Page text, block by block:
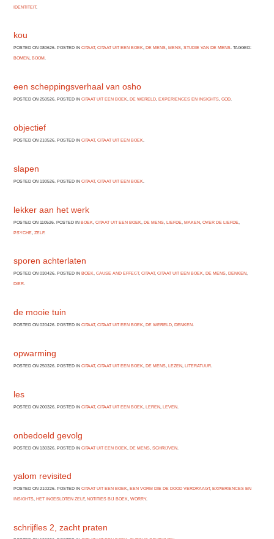
IDENTITEIT.
kou
POSTED ON 080626. POSTED INCITAAT,CITAAT UIT EEN BOEK,DE MENS,MENS,STUDIE VAN DE MENS. TAGGED:
BOMEN,BOOM.
een scheppingsverhaal van osho
POSTED ON 250526. POSTED INCITAAT UIT EEN BOEK,DE WERELD,EXPERIENCES EN INSIGHTS,GOD.
objectief
POSTED ON 210526. POSTED INCITAAT,CITAAT UIT EEN BOEK.
slapen
POSTED ON 130526. POSTED INCITAAT,CITAAT UIT EEN BOEK
lekker aan het werk
POSTED ON 110526. POSTED INBOEK ,CITAAT UIT EEN BOEK ,DE MENS ,LIEFDE ,MAKEN ,OVER DE LIEFDE
PSYCHE ,ZELF.
sporen achterlaten
POSTED ON 030426. POSTED INBOEK,CAUSE AND EFFECT,CITAAT,CITAAT UIT EEN BOEK,DE MENS,DENKEN,
DIER.
de mooie tuin
POSTED ON 020426. POSTED INCITAAT,CITAAT UIT EEN BOEK,DE WERELD,DENKEN.
opwarming
POSTED ON 250326. POSTED INCITAAT,CITAAT UIT EEN BOEK,DE MENS,LEZEN,LITERATUUR.
les
POSTED ON 200326. POSTED INCITAAT,CITAAT UIT EEN BOEK ,LEREN ,LEVEN
onbedoeld gevolg
POSTED ON 130326. POSTED INCITAAT UIT EEN BOEK ,DE MENS ,SCHRIJVEN
yalom revisited
POSTED ON 210226. POSTED INCITAAT UIT EEN BOEK,EEN VORM DIE DE DOOD VERDRAAGT,EXPERIENCES EN
INSIGHTS,HET INGESLOTEN ZELF,NOTITIES BIJ BOEK,WORRY.
schrijfles 2, zacht praten